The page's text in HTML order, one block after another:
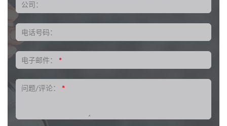
公司：
电话号码：
电子邮件： *
问题/评论： *